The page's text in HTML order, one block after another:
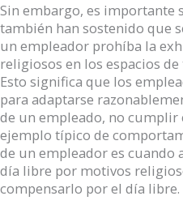
Sin embargo, es importante
también han sostenido que
un empleador prohíba la
religiosos en los espacios
Esto significa que los
para adaptarse
de un empleado, no cumplir
ejemplo típico de
de un empleador es
día libre por motivos
compensarlo por el día libre.